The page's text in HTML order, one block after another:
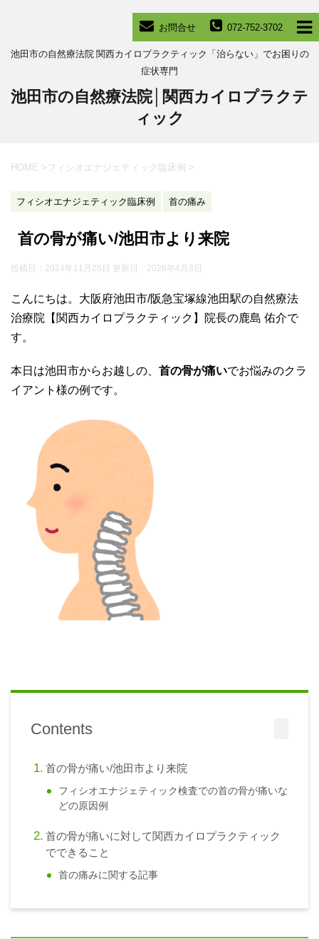
072-752-3702
お問合せ
池田市の自然療法院 関西カイロプラクティック「治らない」でお困りの
症状専門
池田市の自然療法院│関西カイロプラクテ
ィック
HOME > フィシオエナジェティック臨床例 >
フィシオエナジェティック臨床例 首の痛み
首の骨が痛い/池田市より来院
投稿日：2024年11月25日 更新日： 2026年4月3日
こんにちは。大阪府池田市/阪急宝塚線池田駅の自然療法
治療院【関西カイロプラクティック】院長の鹿島 佑介で
す。
本日は池田市からお越しの、 首の骨が痛いでお悩みのクラ
イアント様の例です。
Contents
首の骨が痛い/池田市より来院
フィシオエナジェティック検査での首の骨が痛いな
どの原因例
首の骨が痛いに対して関西カイロプラクティック
でできること
首の痛みに関する記事